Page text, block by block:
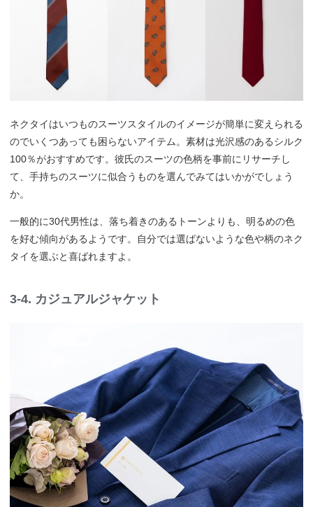
ネクタイはいつものスーツスタイルのイメージが簡単に変えられる
のでいくつあっても困らないアイテム。素材は光沢感のあるシルク
100％がおすすめです。彼氏のスーツの色柄を事前にリサーチし
て、手持ちのスーツに似合うものを選んでみてはいかがでしょう
か。
一般的に30代男性は、落ち着きのあるトーンよりも、明るめの色
を好む傾向があるようです。自分では選ばないような色や柄のネク
タイを選ぶと喜ばれますよ。
3-4. カジュアルジャケット